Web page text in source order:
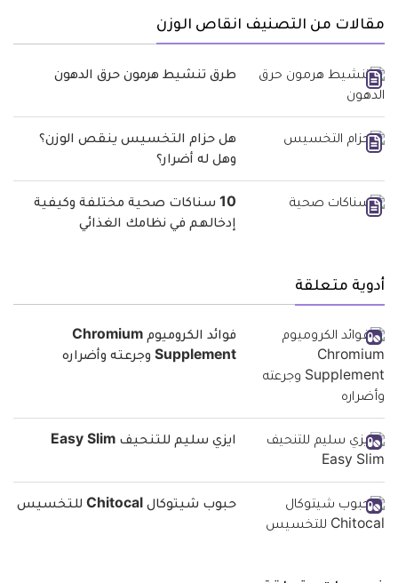
مقالات من التصنيف انقاص الوزن
طرق تنشيط هرمون حرق الدهون
هل حزام التخسيس ينقص الوزن؟
وهل له أضرار؟
10 سناكات صحية مختلفة وكيفية
إدخالهم في نظامك الغذائي
أدوية متعلقة
فوائد الكروميوم Chromium
Supplement وجرعته وأضراره
ايزي سليم للتنحيف Easy Slim
حبوب شيتوكال Chitocal للتخسيس